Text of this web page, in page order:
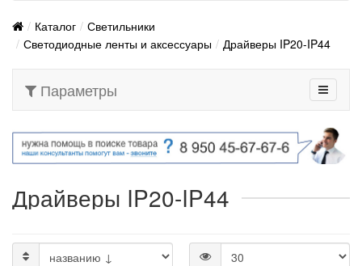
Каталог
Светильники
Светодиодные ленты и аксессуары
Драйверы IP20-IP44
Параметры
Драйверы IP20-IP44